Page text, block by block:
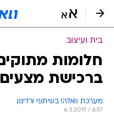
בית ועיצוב
חלומות
ברכישת מצעים
מערכת וואלה! בשיתוף ורדינון
6.3.2017 / 6:57